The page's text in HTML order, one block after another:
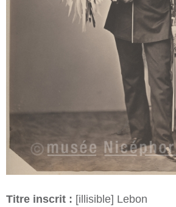
Titre inscrit : [illisible] Lebon